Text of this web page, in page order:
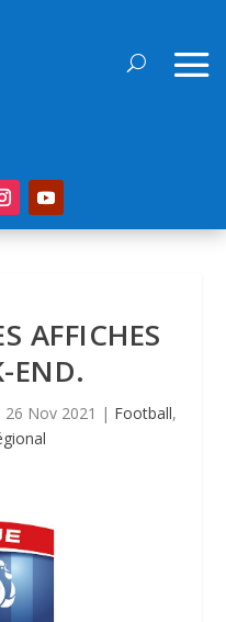
AFFICHES
END.
26 Nov 2021 | Football,